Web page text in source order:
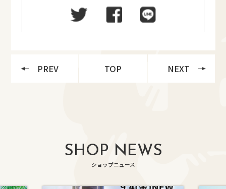
PREV TOP NEXT
SHOP NEWS
ショップニュース